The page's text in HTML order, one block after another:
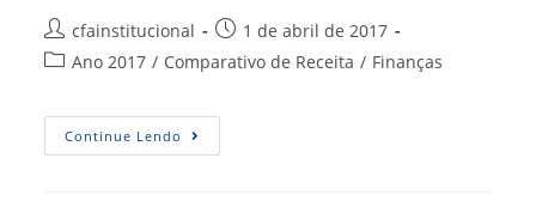
Autor
do
cfainstitucional
Post
publicado:
1 de abril de 2017
Categoria
post:
Ano 2017 / Comparativo de Receita / Finanças
Continue Lendo Abril
2017